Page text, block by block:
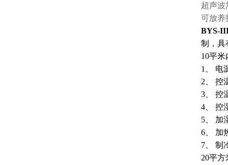
超声波
可放养
BYS-
制，具
10平米
1
、
2 、
3 、
4 、
5 、
6 、
7 、
20平方